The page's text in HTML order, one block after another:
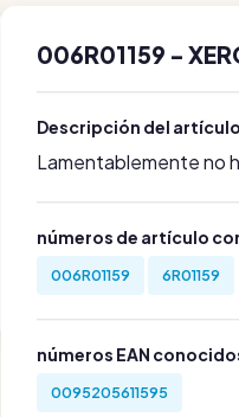
006R01159 -
Descripción del artículo
Lamentablemente no
números de artículo
006R01159 6R01159
números EAN
0095205611595